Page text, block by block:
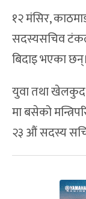
१२ मंसिर,
सदस्यसचिव
बिदाइ भएका छन्।
युवा तथा खेलकुद
मा बसेको
२३ औं सदस्य